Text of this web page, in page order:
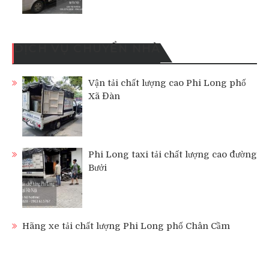
DỊCH VỤ CHUYỂN NHÀ
Vận tải chất lượng cao Phi Long phố
Xã Đàn
Phi Long taxi tải chất lượng cao đường
Bưởi
Hãng xe tải chất lượng Phi Long phố Chân Cầm